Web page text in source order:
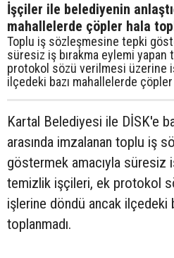
İşçiler ile belediyenin
mahallelerde çöpler hala
Toplu iş sözleşmesine tepki
süresiz iş bırakma eylemi
protokol sözü verilmesi üzerine
ilçedeki bazı mahallelerde çöpler
Kartal Belediyesi ile DİSK'e
arasında imzalanan toplu iş
göstermek amacıyla süresiz
temizlik işçileri, ek protokol
işlerine döndü ancak ilçedeki
toplanmadı.